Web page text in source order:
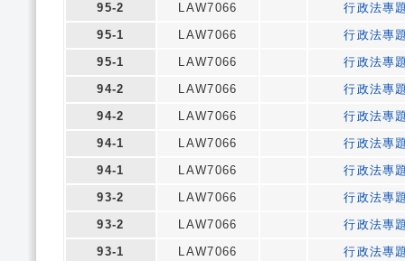
95-2
LAW7066
行政法專
95-1
LAW7066
行政法專
95-1
LAW7066
行政法專
94-2
LAW7066
行政法專
94-2
LAW7066
行政法專
94-1
LAW7066
行政法專
94-1
LAW7066
行政法專
93-2
LAW7066
行政法專
93-2
LAW7066
行政法專
93-1
LAW7066
行政法專